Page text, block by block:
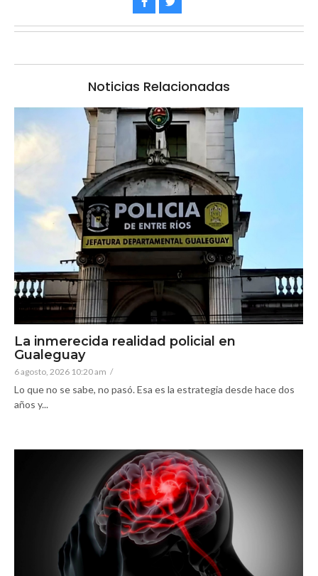
Noticias Relacionadas
La inmerecida realidad policial en
Gualeguay
6 agosto, 2026 10:20 am /
Lo que no se sabe, no pasó. Esa es la estrategia desde hace dos
años y...